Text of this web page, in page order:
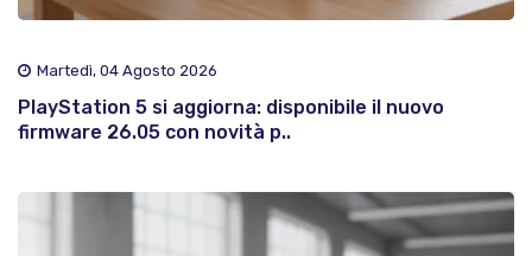
Martedì, 04 Agosto 2026
PlayStation 5 si aggiorna: disponibile il nuovo
firmware 26.05 con novità p..